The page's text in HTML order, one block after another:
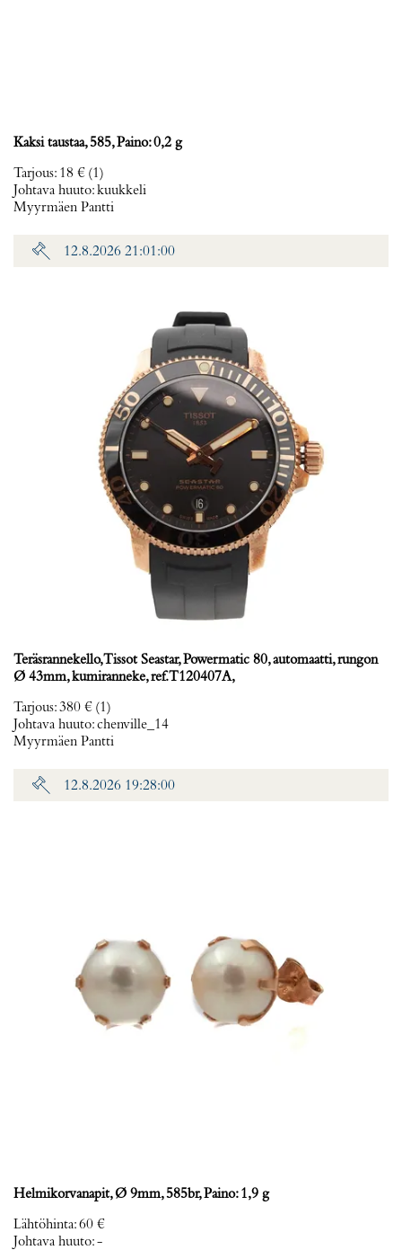
Kaksi taustaa, 585, Paino: 0,2 g
Tarjous: 18 € (1)
Johtava huuto:kuukkeli
Myyrmäen Pantti
12.8.2026 21:01:00
Teräsrannekello, Tissot Seastar, Powermatic 80, automaatti, rungon
Ø 43mm, kumiranneke, ref. T120407A,
Tarjous:380 € (1)
Johtava huuto:chenville_14
Myyrmäen Pantti
12.8.2026 19:28:00
Helmikorvanapit, Ø 9mm, 585br, Paino: 1,9 g
Lähtöhinta:60 €
Johtava huuto:-